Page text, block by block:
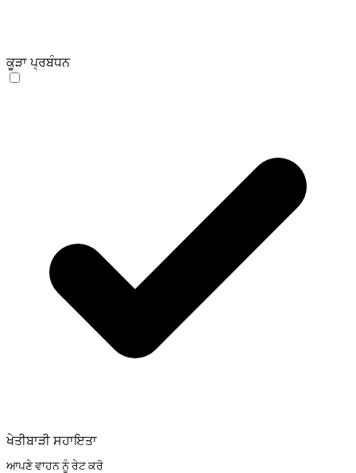
ਕੂੜਾ ਪ੍ਰਬੰਧਨ
ਖੇਤੀਬਾੜੀ ਸਹਾਇਤਾ
ਆਪਣੇ ਵਾਹਨ ਨੂੰ ਰੇਟ ਕਰੋ